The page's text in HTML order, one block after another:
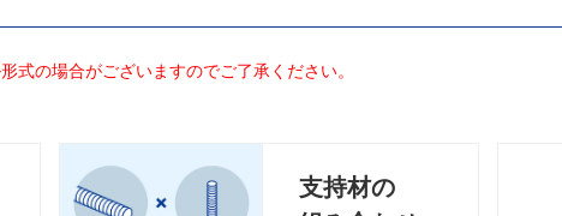
式の場合がございますのでご了承ください。
支持材の